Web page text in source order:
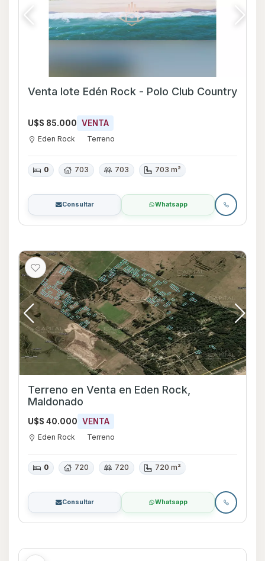
Venta lote Edén Rock - Polo Club Country
U$S 85.000 VENTA
Eden Rock Terreno
0 703 703 703 m²
Consultar Whatsapp
Terreno en Venta en Eden Rock,
Maldonado
U$S 40.000 VENTA
Eden Rock Terreno
0 720 720 720 m²
Consultar Whatsapp